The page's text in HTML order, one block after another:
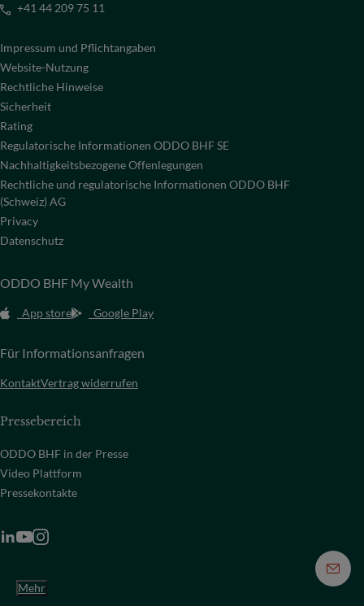
+41 44 209 75 11
Impressum und Pflichtangaben
Website-Nutzung
Rechtliche Hinweise
Sicherheit
Rating
Regulatorische Informationen ODDO BHF SE
Nachhaltigkeitsbezogene Offenlegungen
Rechtliche und regulatorische Informationen ODDO BHF
(Schweiz) AG
Privacy
Datenschutz
ODDO BHF My Wealth
App store Google Play
Für Informationsanfragen
KontaktVertrag widerrufen
Pressebereich
ODDO BHF in der Presse
Video Plattform
Pressekontakte
Mehr